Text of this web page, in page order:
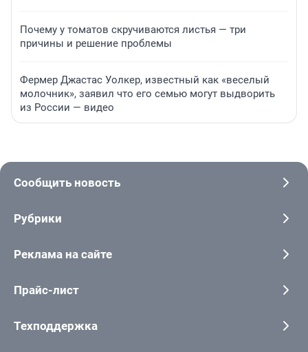
Почему у томатов скручиваются листья — три
причины и решение проблемы
Фермер Джастас Уолкер, известный как «веселый
молочник», заявил что его семью могут выдворить
из России — видео
Сообщить новость
Рубрики
Реклама на сайте
Прайс-лист
Техподдержка